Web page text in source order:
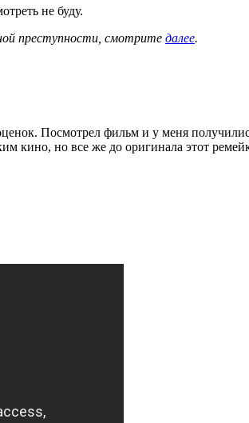
не буду.
преступности, смотрите далее.
Посмотрел фильм и у меня
кино, но все же до оригинала этот